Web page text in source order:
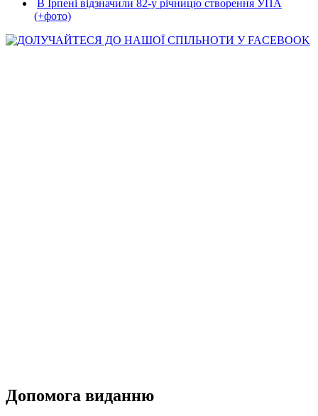
В Ірпені відзначили 82-у річницю створення УПА
(+фото)
Допомога виданню